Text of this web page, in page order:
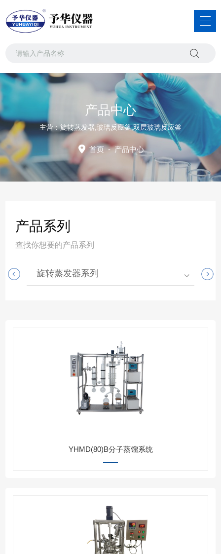
产品中心
主营：旋转蒸发器,玻璃反应釜,双层玻璃反应釜
首页-产品中心
产品系列
查找你想要的产品系列
旋转蒸发器系列 高
YHMD(80)B分子蒸馏系统